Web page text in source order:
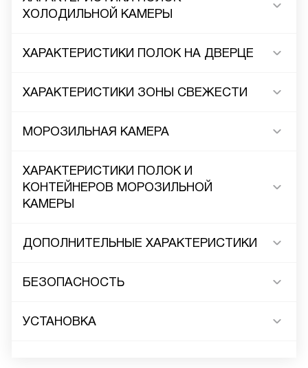
ХОЛОДИЛЬНОЙ КАМЕРЫ
ХАРАКТЕРИСТИКИ ПОЛОК НА ДВЕРЦЕ
ХАРАКТЕРИСТИКИ ЗОНЫ СВЕЖЕСТИ
МОРОЗИЛЬНАЯ КАМЕРА
ХАРАКТЕРИСТИКИ ПОЛОК И
КОНТЕЙНЕРОВ МОРОЗИЛЬНОЙ
КАМЕРЫ
ДОПОЛНИТЕЛЬНЫЕ ХАРАКТЕРИСТИКИ
БЕЗОПАСНОСТЬ
УСТАНОВКА